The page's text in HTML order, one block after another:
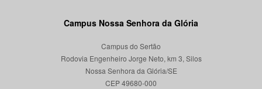
Campus Nossa Senhora da Glória
Campus do Sertão
Rodovia Engenheiro Jorge Neto, km 3, Silos
Nossa Senhora da Glória/SE
CEP 49680-000